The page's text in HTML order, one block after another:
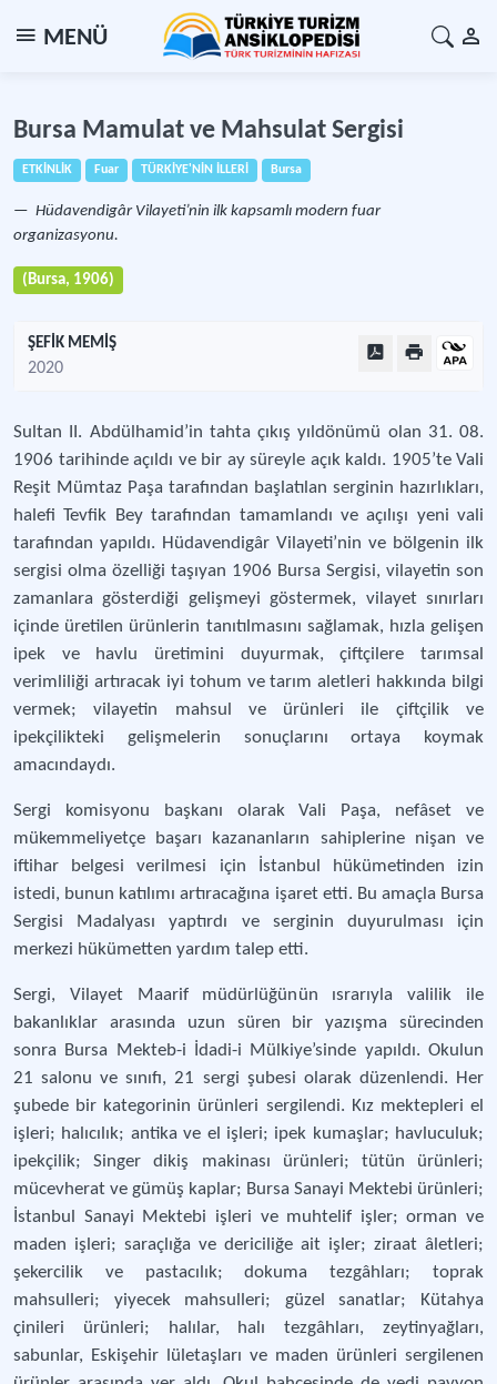
MENÜ
Bursa Mamulat ve Mahsulat Sergisi
ETKİNLİK Fuar TÜRKİYE'NİN İLLERİ Bursa
Hüdavendigâr Vilayeti’nin ilk kapsamlı modern fuar
organizasyonu.
(Bursa, 1906)
ŞEFİK MEMİŞ
2020
Sultan II. Abdülhamid’in tahta çıkış yıldönümü olan 31. 08.
1906 tarihinde açıldı ve bir ay süreyle açık kaldı. 1905’te Vali
Reşit Mümtaz Paşa tarafından başlatılan serginin hazırlıkları,
halefi Tevfik Bey tarafından tamamlandı ve açılışı yeni vali
tarafından yapıldı. Hüdavendigâr Vilayeti’nin ve bölgenin ilk
sergisi olma özelliği taşıyan 1906 Bursa Sergisi, vilayetin son
zamanlara gösterdiği gelişmeyi göstermek, vilayet sınırları
içinde üretilen ürünlerin tanıtılmasını sağlamak, hızla gelişen
ipek ve havlu üretimini duyurmak, çiftçilere tarımsal
verimliliği artıracak iyi tohum ve tarım aletleri hakkında bilgi
vermek; vilayetin mahsul ve ürünleri ile çiftçilik ve
ipekçilikteki gelişmelerin sonuçlarını ortaya koymak
amacındaydı.
Sergi komisyonu başkanı olarak Vali Paşa, nefâset ve
mükemmeliyetçe başarı kazananların sahiplerine nişan ve
iftihar belgesi verilmesi için İstanbul hükümetinden izin
istedi, bunun katılımı artıracağına işaret etti. Bu amaçla Bursa
Sergisi Madalyası yaptırdı ve serginin duyurulması için
merkezi hükümetten yardım talep etti.
Sergi, Vilayet Maarif müdürlüğünün ısrarıyla valilik ile
bakanlıklar arasında uzun süren bir yazışma sürecinden
sonra Bursa Mekteb-i İdadi-i Mülkiye’sinde yapıldı. Okulun
21 salonu ve sınıfı, 21 sergi şubesi olarak düzenlendi. Her
şubede bir kategorinin ürünleri sergilendi. Kız mektepleri el
işleri; halıcılık; antika ve el işleri; ipek kumaşlar; havluculuk;
ipekçilik; Singer dikiş makinası ürünleri; tütün ürünleri;
mücevherat ve gümüş kaplar; Bursa Sanayi Mektebi ürünleri;
İstanbul Sanayi Mektebi işleri ve muhtelif işler; orman ve
maden işleri; saraçlığa ve dericiliğe ait işler; ziraat âletleri;
şekercilik ve pastacılık; dokuma tezgâhları; toprak
mahsulleri; yiyecek mahsulleri; güzel sanatlar; Kütahya
çinileri ürünleri; halılar, halı tezgâhları, zeytinyağları,
sabunlar, Eskişehir lületaşları ve maden ürünleri sergilenen